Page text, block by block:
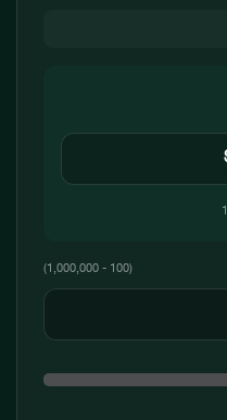
(100 - 1,000,000)